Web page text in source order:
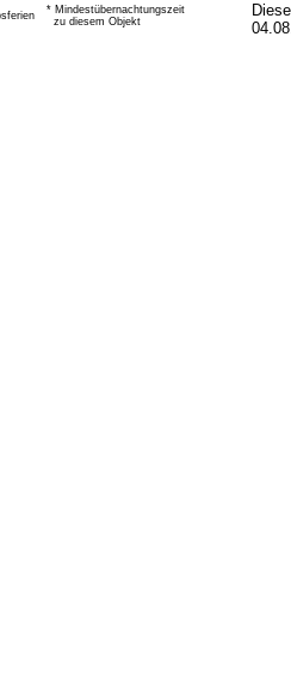
* Mindestübernachtungszeit
zu diesem Objekt